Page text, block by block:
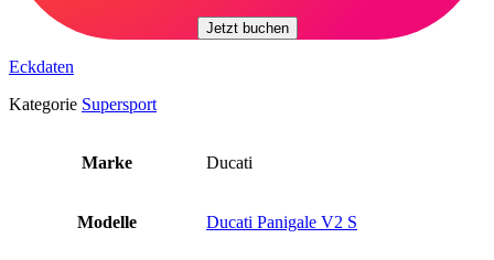
Jetzt buchen
Eckdaten
Kategorie Supersport
Marke Ducati
Modelle Ducati Panigale V2 S